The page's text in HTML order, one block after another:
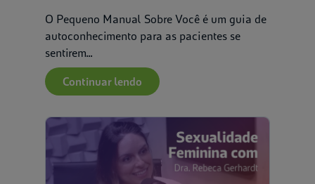
O Pequeno Manual Sobre Você é um guia de
autoconhecimento para as pacientes se
sentirem...
Continuar lendo